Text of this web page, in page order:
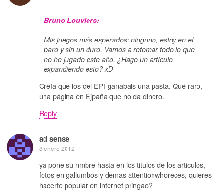
Bruno Louviers:
Mis juegos más esperados: ninguno, estoy en el
paro y sin un duro. Vamos a retomar todo lo que
no he jugado este año. ¿Hago un artículo
expandiendo esto? xD
Creía que los del EPI ganabais una pasta. Qué raro,
una página en Ejpaña que no da dinero.
Reply
ad sense
8 enero 2012
ya pone su nmbre hasta en los titulos de los articulos,
fotos en gallumbos y demas attentionwhoreces, quieres
hacerte popular en internet pringao?